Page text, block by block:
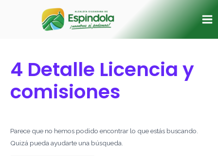
4 Detalle Licencia y
comisiones
Parece que no hemos podido encontrar lo que estás buscando.
Quizá pueda ayudarte una búsqueda.